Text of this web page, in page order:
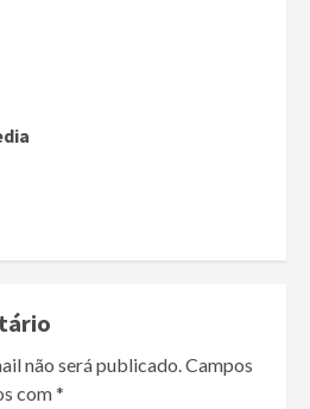
não será publicado.Campos
com*